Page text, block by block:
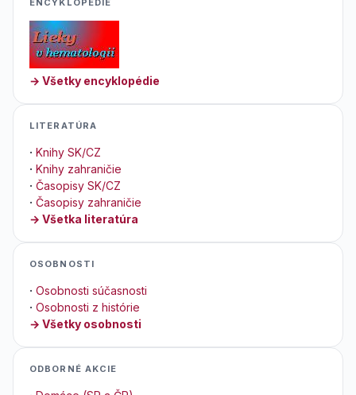
→ Všetky encyklopédie
LITERATÚRA
· Knihy SK/CZ
· Knihy zahraničie
· Časopisy SK/CZ
· Časopisy zahraničie
→ Všetka literatúra
OSOBNOSTI
· Osobnosti súčasnosti
· Osobnosti z histórie
→ Všetky osobnosti
ODBORNÉ AKCIE